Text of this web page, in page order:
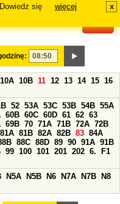
się
więcej x
10A 10B 11 12 13 14 15 16
52 53A 53C 53B 54B 55A
60B 60C 60D 61 62 63
69B 70 71A 71B 72A 72B
81A 81B 82A 82B 83 84A
88C 88D 89 90 91A 91B
99 100 101 201 202 6.
F1
N5A N5B N6 N7A N7B
N8